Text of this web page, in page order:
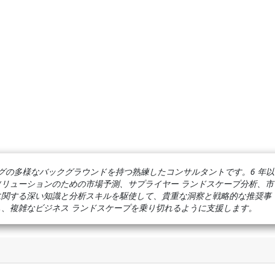
の多様なバックグラウンドを持つ熟練したコンサルタントです。6 年以
ューションのための市場予測、サプライヤー ランドスケープ分析、市
する深い知識と分析スキルを駆使して、貴重な洞察と戦略的な推奨事
複雑なビジネス ランドスケープを乗り切れるように支援します。